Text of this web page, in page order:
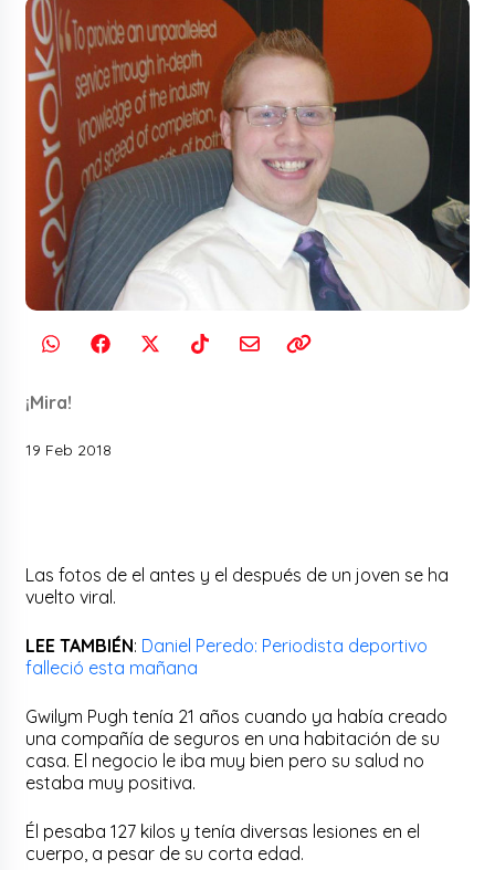
¡Mira!
19 Feb 2018
Las fotos de el antes y el después de un joven se ha
vuelto viral.
LEE TAMBIÉN: Daniel Peredo: Periodista deportivo
falleció esta mañana
Gwilym Pugh tenía 21 años cuando ya había creado
una compañía de seguros en una habitación de su
casa. El negocio le iba muy bien pero su salud no
estaba muy positiva.
Él pesaba 127 kilos y tenía diversas lesiones en el
cuerpo, a pesar de su corta edad.